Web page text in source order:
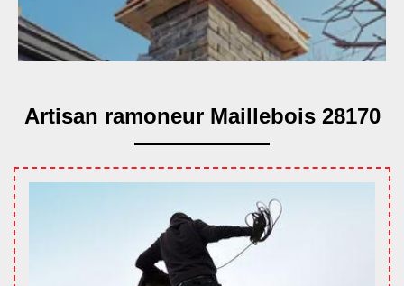
Artisan ramoneur Maillebois 28170